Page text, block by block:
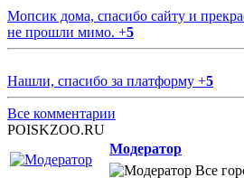
Мопсик дома, спасибо сайту и
не прошли мимо. +5
Нашли, спасибо за платформу +5
Все комментарии
POISKZOO.RU
Модератор
Все